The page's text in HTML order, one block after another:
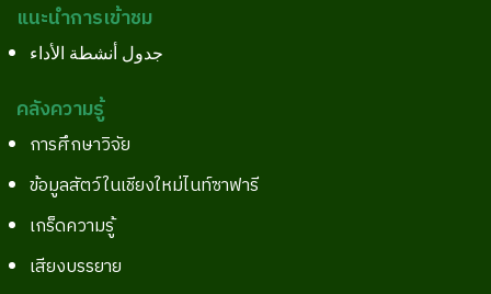
แนะนำการเข้าชม
جدول أنشطة الأداء
คลังความรู้
การศึกษาวิจัย
ข้อมูลสัตว์ในเชียงใหม่ไนท์ซาฟารี
เกร็ดความรู้
เสียงบรรยาย